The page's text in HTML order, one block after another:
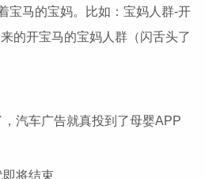
宝马的宝妈。比如：宝妈人群-开
的开宝马的宝妈人群（闪舌头了
汽车广告就真投到了母婴APP